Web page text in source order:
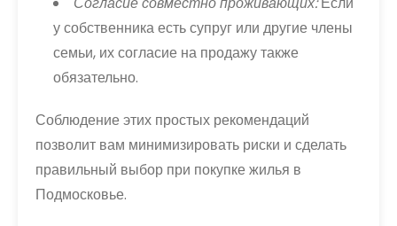
у собственника есть супруг или другие члены
семьи, их согласие на продажу также
обязательно.
Соблюдение этих простых рекомендаций
позволит вам минимизировать риски и сделать
правильный выбор при покупке жилья в
Подмосковье.